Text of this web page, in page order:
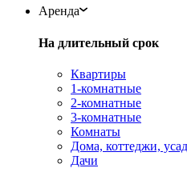
Аренда
На длительный срок
Квартиры
1-комнатные
2-комнатные
3-комнатные
Комнаты
Дома, коттеджи,
Дачи